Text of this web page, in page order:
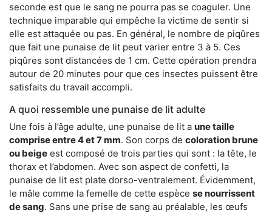
seconde est que le sang ne pourra pas se coaguler. Une
technique imparable qui empêche la victime de sentir si
elle est attaquée ou pas. En général, le nombre de piqûres
que fait une punaise de lit peut varier entre 3 à 5. Ces
piqûres sont distancées de 1 cm. Cette opération prendra
autour de 20 minutes pour que ces insectes puissent être
satisfaits du travail accompli.
A quoi ressemble une punaise de lit adulte
Une fois à l’âge adulte, une punaise de lit a une taille
comprise entre 4 et 7 mm. Son corps de coloration brune
ou beige est composé de trois parties qui sont : la tête, le
thorax et l’abdomen. Avec son aspect de confetti, la
punaise de lit est plate dorso-ventralement. Évidemment,
le mâle comme la femelle de cette espèce se nourrissent
de sang. Sans une prise de sang au préalable, les œufs